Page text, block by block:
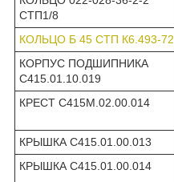
СТП1/8
КОЛЬЦО Б 45 СТП К6.493-72
КОРПУС ПОДШИПНИКА
С415.01.10.019
КРЕСТ С415М.02.00.014
КРЫШКА С415.01.00.013
КРЫШКА С415.01.00.014